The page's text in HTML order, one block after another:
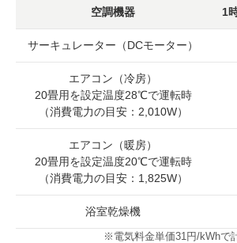
空調機器 1
サーキュレーター（DCモーター）
エアコン（冷房）
20畳用を設定温度28℃で運転時
（消費電力の目安：2,010W）
エアコン（暖房）
20畳用を設定温度20℃で運転時
（消費電力の目安：1,825W）
浴室乾燥機
※電気料金単価31円/kWhで